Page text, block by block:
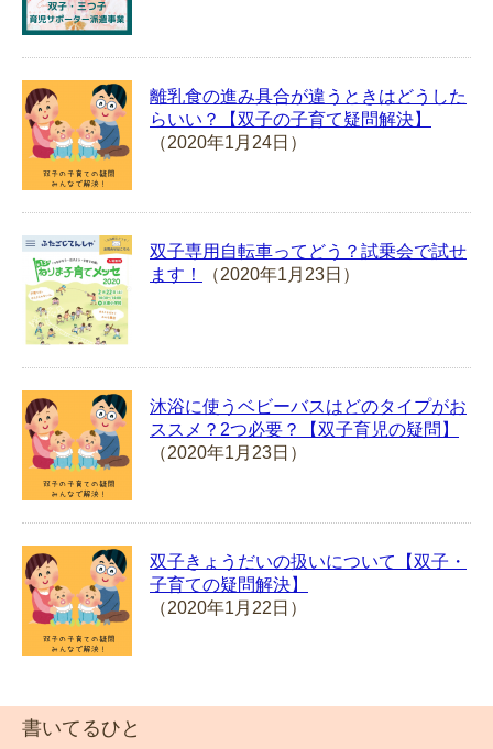
離乳食の進み具合が違うときはどうした
らいい？【双子の子育て疑問解決】
（2020年1月24日）
双子専用自転車ってどう？試乗会で試せ
ます！
（2020年1月23日）
沐浴に使うベビーバスはどのタイプがお
ススメ？2つ必要？【双子育児の疑問】
（2020年1月23日）
双子きょうだいの扱いについて【双子・
子育ての疑問解決】
（2020年1月22日）
書いてるひと